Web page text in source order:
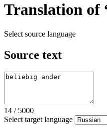
Translation of
Select source language
Source text
14 / 5000
Select target language